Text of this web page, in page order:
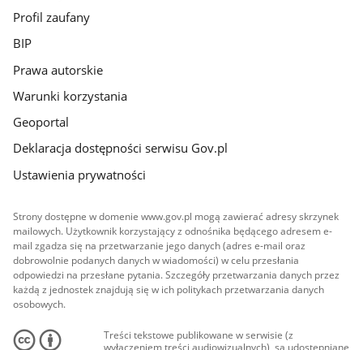
Profil zaufany
BIP
Prawa autorskie
Warunki korzystania
Geoportal
Deklaracja dostępności serwisu Gov.pl
Ustawienia prywatności
Strony dostępne w domenie www.gov.pl mogą zawierać adresy skrzynek
mailowych. Użytkownik korzystający z odnośnika będącego adresem e-
mail zgadza się na przetwarzanie jego danych (adres e-mail oraz
dobrowolnie podanych danych w wiadomości) w celu przesłania
odpowiedzi na przesłane pytania. Szczegóły przetwarzania danych przez
każdą z jednostek znajdują się w ich politykach przetwarzania danych
osobowych.
Treści tekstowe publikowane w serwisie (z
wyłączeniem treści audiowizualnych), są udostępniane